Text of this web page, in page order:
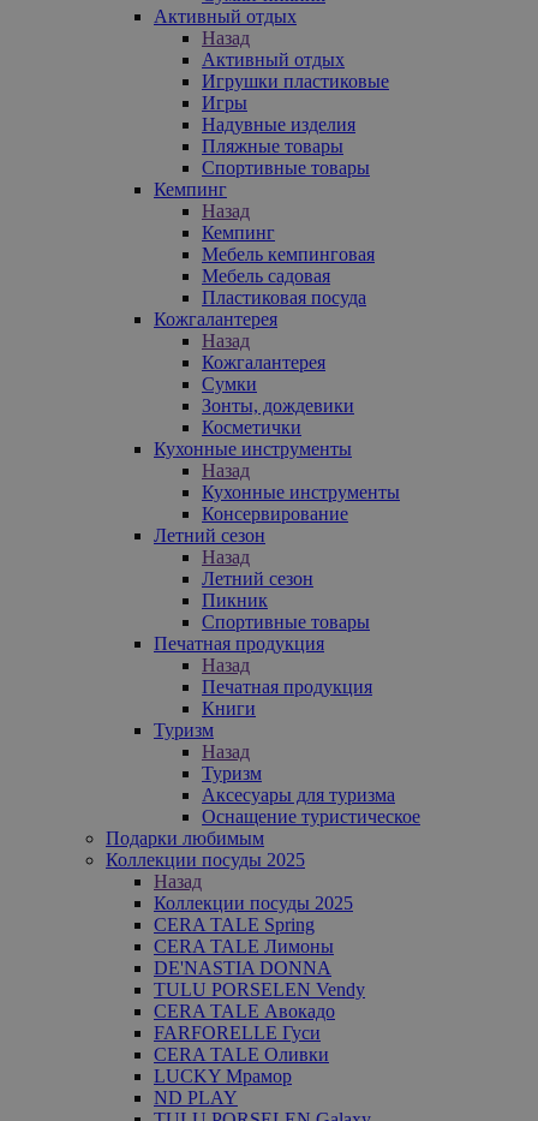
Активный отдых
Назад
Активный отдых
Игрушки пластиковые
Игры
Надувные изделия
Пляжные товары
Спортивные товары
Кемпинг
Назад
Кемпинг
Мебель кемпинговая
Мебель садовая
Пластиковая посуда
Кожгалантерея
Назад
Кожгалантерея
Сумки
Зонты, дождевики
Косметички
Кухонные инструменты
Назад
Кухонные инструменты
Консервирование
Летний сезон
Назад
Летний сезон
Пикник
Спортивные товары
Печатная продукция
Назад
Печатная продукция
Книги
Туризм
Назад
Туризм
Аксесуары для туризма
Оснащение туристическое
Подарки любимым
Коллекции посуды 2025
Назад
Коллекции посуды 2025
CERA TALE Spring
CERA TALE Лимоны
DE'NASTIA DONNA
TULU PORSELEN Vendy
CERA TALE Авокадо
FARFORELLE Гуси
CERA TALE Оливки
LUCKY Мрамор
ND PLAY